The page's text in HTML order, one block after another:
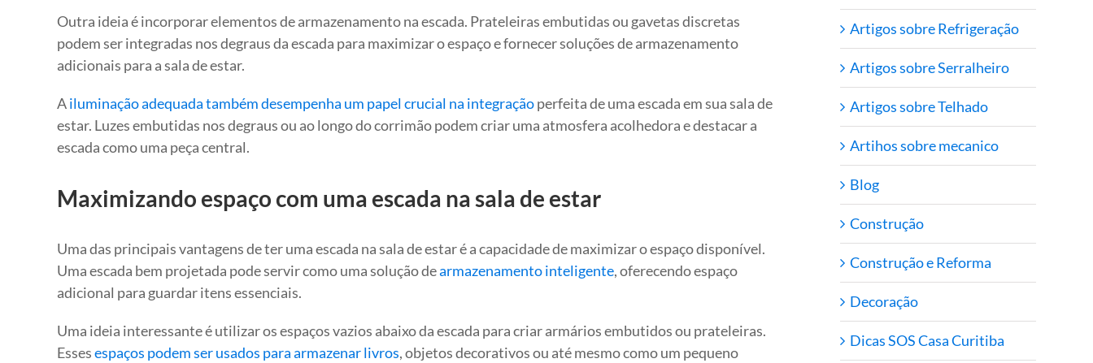
Outra ideia é incorporar elementos de armazenamento na escada. Prateleiras embutidas ou gavetas discretas
podem ser integradas nos degraus da escada para maximizar o espaço e fornecer soluções de armazenamento
adicionais para a sala de estar.
Ailuminação adequada também desempenha um papel crucial na integraçãoperfeita de uma escada em sua sala de
estar. Luzes embutidas nos degraus ou ao longo do corrimão podem criar uma atmosfera acolhedora e destacar a
escada como uma peça central.
Maximizando espaço com uma escada na sala de estar
Uma das principais vantagens de ter uma escada na sala de estar é a capacidade de maximizar o espaço disponível.
Uma escada bem projetada pode servir como uma solução dearmazenamento inteligente, oferecendo espaço
adicional para guardar itens essenciais.
Uma ideia interessante é utilizar os espaços vazios abaixo da escada para criar armários embutidos ou prateleiras.
Essesespaços podem ser usados para armazenar livros, objetos decorativos ou até mesmo como um pequeno
Artigos sobre Refrigeração
Artigos sobre Serralheiro
Artigos sobre Telhado
Artihos sobre mecanico
Blog
Construção
Construção e Reforma
Decoração
Dicas SOS Casa Curitiba